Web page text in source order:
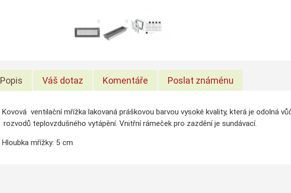
Popis Váš dotaz Komentáře Poslat známénu
Kovová ventilační mřížka lakovaná práškovou barvou vysoké kvality, která je odolná
rozvodů teplovzdušného vytápění. Vnitřní rámeček pro zazdění je sundávací.
Hloubka mřížky: 5 cm